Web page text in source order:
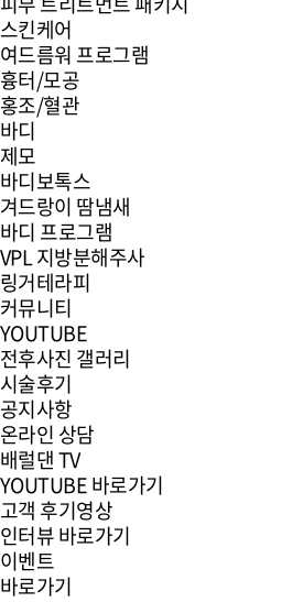
스킨케어
여드름워 프로그램
흉터/모공
홍조/혈관
바디
제모
바디보톡스
겨드랑이 땀냄새
바디 프로그램
VPL 지방분해주사
링거테라피
커뮤니티
YOUTUBE
전후사진 갤러리
시술후기
공지사항
온라인 상담
배럴댄 TV
YOUTUBE 바로가기
고객 후기영상
인터뷰 바로가기
이벤트
바로가기